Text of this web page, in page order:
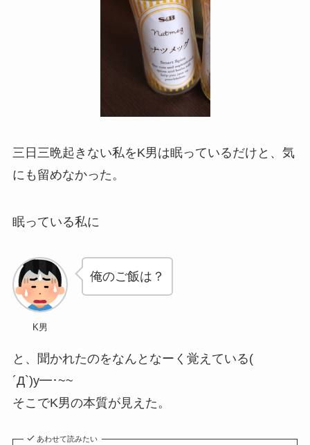
三日三晩起きない私をK男は眠っているだけと、気
にも留めなかった。
眠っている私に
K男
俺のご飯は？
と、聞かれたのをなんとなーく覚えている(
´Д`)y━･~~
そこでK男の本質が見えた。
あわせて読みたい